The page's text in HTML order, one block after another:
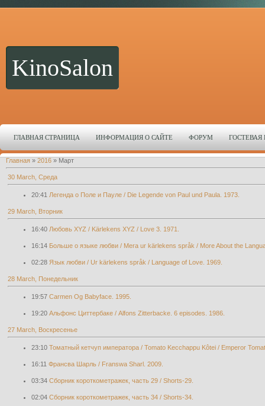
KinoSalon
ГЛАВНАЯ СТРАНИЦА ИНФОРМАЦИЯ О САЙТЕ ФОРУМ ГОСТЕВАЯ
Главная » 2016 » Март
30 March, Среда
20:41 Легенда о Поле и Пауле / Die Legende von Paul und Paula. 1973.
29 March, Вторник
16:40 Любовь XYZ / Kärlekens XYZ / Love 3. 1971.
16:14 Больше о языке любви / Mera ur kärlekens språk / More About the
02:28 Язык любви / Ur kärlekens språk / Language of Love. 1969.
28 March, Понедельник
19:57 Carmen Og Babyface. 1995.
19:20 Альфонс Циттербаке / Alfons Zitterbacke. 6 episodes. 1986.
27 March, Воскресенье
23:10 Томатный кетчуп императора / Tomato Kecchappu Kôtei / Emperor
16:11 Франсва Шарль / Franswa Sharl. 2009.
03:34 Cборник короткометражек, часть 29 / Shorts-29.
02:04 Cборник короткометражек, часть 34 / Shorts-34.